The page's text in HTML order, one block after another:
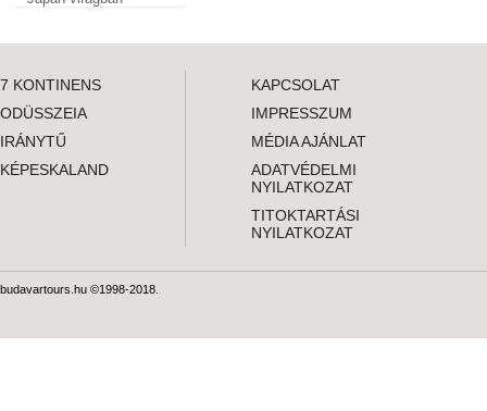
7 KONTINENS
ODÜSSZEIA
IRÁNYTŰ
KÉPESKALAND
KAPCSOLAT
IMPRESSZUM
MÉDIA AJÁNLAT
ADATVÉDELMI
NYILATKOZAT
TITOKTARTÁSI
NYILATKOZAT
budavartours.hu ©1998-2018.